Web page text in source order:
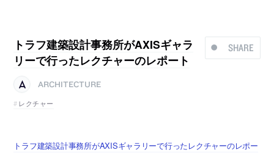
SHARE
トラフ建築設計事務所がAXISギャラ
リーで行ったレクチャーのレポート
ARCHITECTURE
レクチャー
トラフ建築設計事務所がAXISギャラリーで行ったレクチャーのレポー